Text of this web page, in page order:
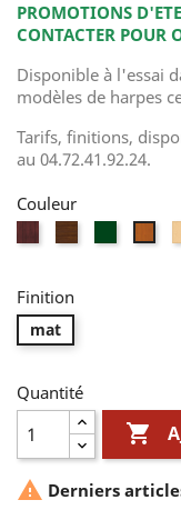
PROMOTIONS
CONTACTER POUR
Disponible à l'essai
modèles de harpes
Tarifs, finitions,
au 04.72.41.92.24.
Couleur
Finition
mat
Quantité

 Derniers